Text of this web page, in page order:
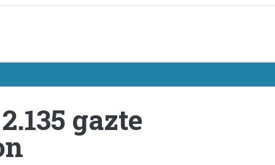
gazte